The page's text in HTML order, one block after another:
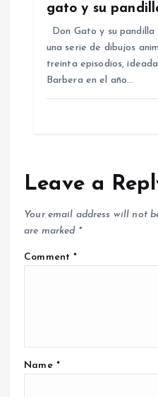
gato y su
Don Gato y su
una serie de dibujos
treinta episodios,
Barbera en el año…
Leave a
Your email address will not
are marked *
Comment*
Name *